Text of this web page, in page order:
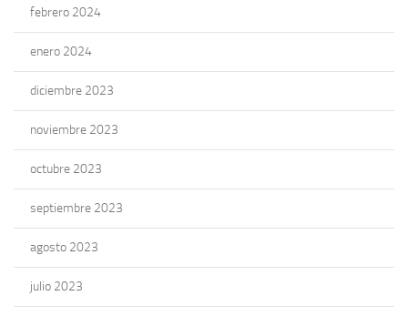
febrero 2024
enero 2024
diciembre 2023
noviembre 2023
octubre 2023
septiembre 2023
agosto 2023
julio 2023